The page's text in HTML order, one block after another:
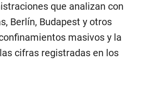
que analizan con
Berlín, Budapest y otros
masivos y la
cifras registradas en los